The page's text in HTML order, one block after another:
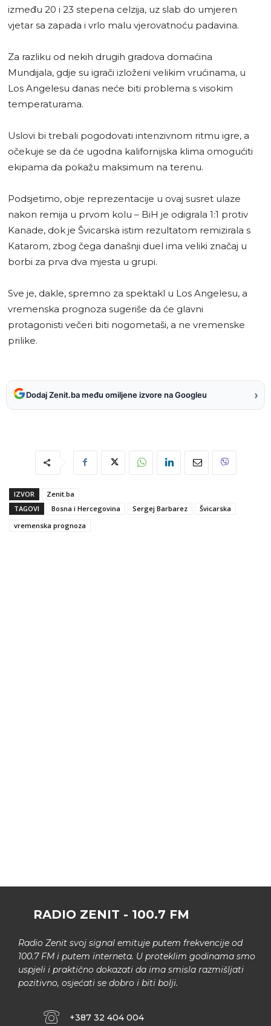
između 20 i 23 stepena celzija, uz slab do umjeren
vjetar sa zapada i vrlo malu vjerovatnoću padavina.
Za razliku od nekih drugih gradova domaćina
Mundijala, gdje su igrači izloženi velikim vrućinama, u
Los Angelesu danas neće biti problema s visokim
temperaturama.
Uslovi bi trebali pogodovati intenzivnom ritmu igre, a
očekuje se da će ugodna kalifornijska klima omogućiti
ekipama da pokažu maksimum na terenu.
Podsjetimo, obje reprezentacije u ovaj susret ulaze
nakon remija u prvom kolu – BiH je odigrala 1:1 protiv
Kanade, dok je Švicarska istim rezultatom remizirala s
Katarom, zbog čega današnji duel ima veliki značaj u
borbi za prva dva mjesta u grupi.
Sve je, dakle, spremno za spektakl u Los Angelesu, a
vremenska prognoza sugeriše da će glavni
protagonisti večeri biti nogometaši, a ne vremenske
prilike.
Dodaj Zenit.ba među omiljene izvore na Googleu ›
IZVOR
Zenit.ba
TAGOVI
Bosna i Hercegovina Sergej Barbarez
Švicarska
vremenska prognoza
RADIO ZENIT - 100.7 FM
Radio Zenit svoj signal emituje putem frekvencije od
100.7 FM i putem interneta. U proteklim godinama smo
uspjeli i praktično dokazati da ima smisla razmišljati
pozitivno, osjećati se dobro i biti bolji.
+387 32 404 004